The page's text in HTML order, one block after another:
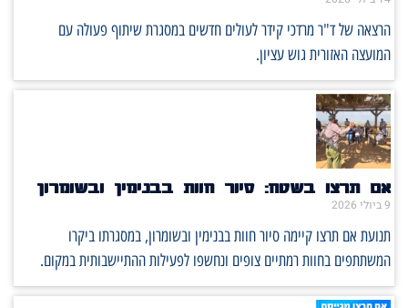
הרצאה של ד"ר מרדכי קידר לעולים חדשים במסגרת שיתוף פעולה עם
המועצה האזורית גוש עציון.
אם תרצו בשטח: סיור חוות בבנימין ובשומרון
9 ביולי 2026
תנועת אם תרצו קיימה סיור חוות בבנימין ובשומרון, במסגרתו ביקרו
המשתתפים בחוות רמתיים צופים ונחשפו לפעילות ההתיישבותית במקום.